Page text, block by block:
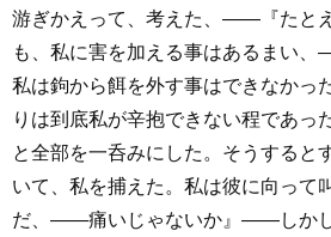
游ぎかえって、考えた、――『たと
も、私に害を加える事はあるまい、
私は鉤から餌を外す事はできなかっ
りは到底私が辛抱できない程であっ
と全部を一呑みにした。そうすると
いて、私を捕えた。私は彼に向って
だ、――痛いじゃないか』――しかし